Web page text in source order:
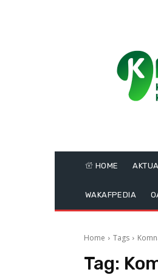
HOME
WAKAFPEDIA
Home Tags
Tag: